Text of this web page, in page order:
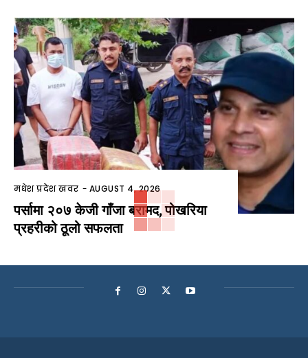
मधेश प्रदेश खवर - AUGUST 4, 2026
पर्सामा २०७ केजी गाँजा बरामद, पोखरिया
प्रहरीको ठूलो सफलता